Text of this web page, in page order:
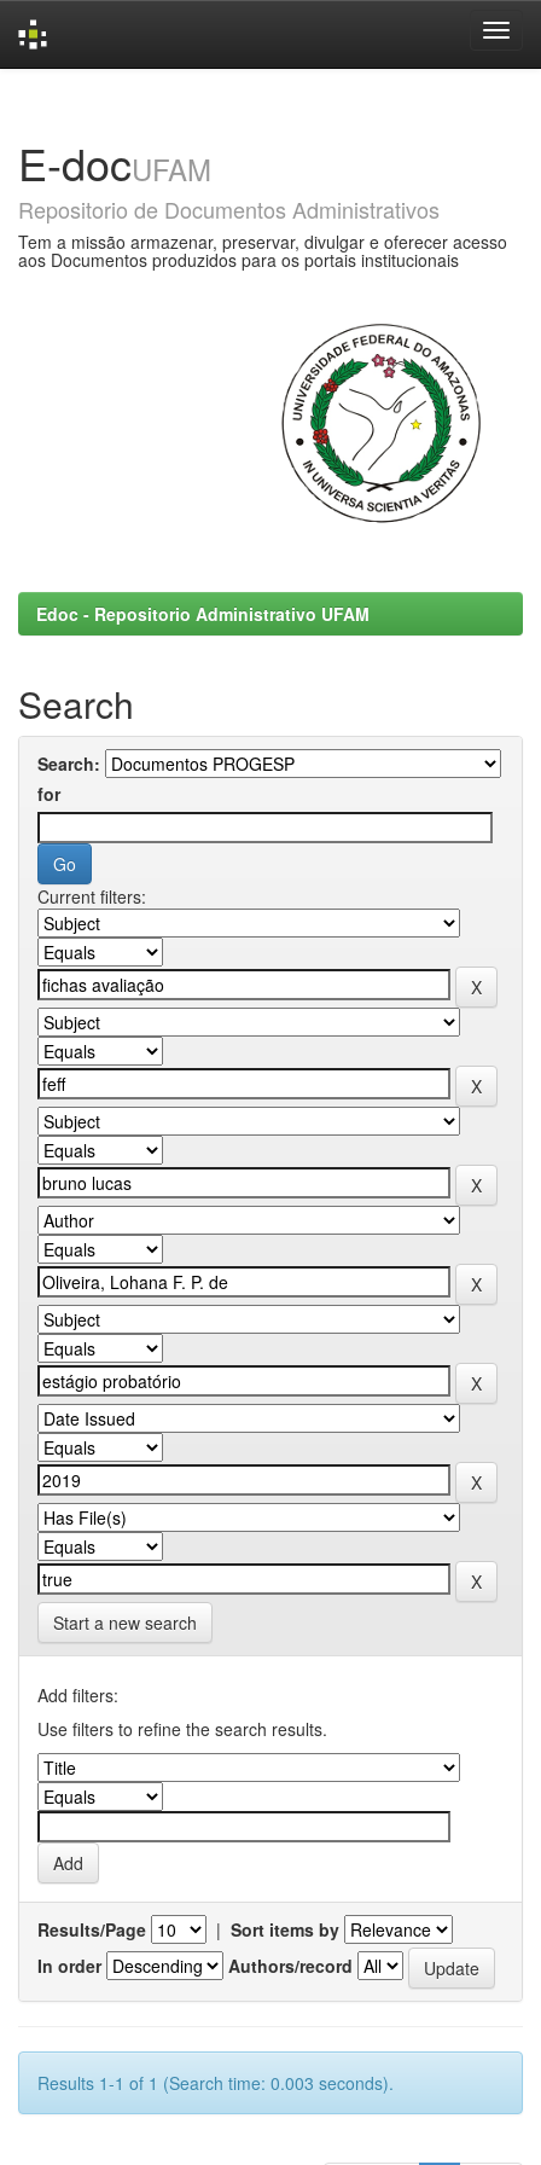
E-docUFAM
Repositorio de Documentos Administrativos
Tem a missão armazenar, preservar, divulgar e oferecer acesso
aos Documentos produzidos para os portais institucionais
Edoc - Repositorio Administrativo UFAM
Search
Search:
for
Current filters:
Start a new search
Add filters:
Use filters to refine the search results.
Results/Page | Sort items by
In order
Authors/record
Results 1-1 of 1 (Search time: 0.003 seconds).